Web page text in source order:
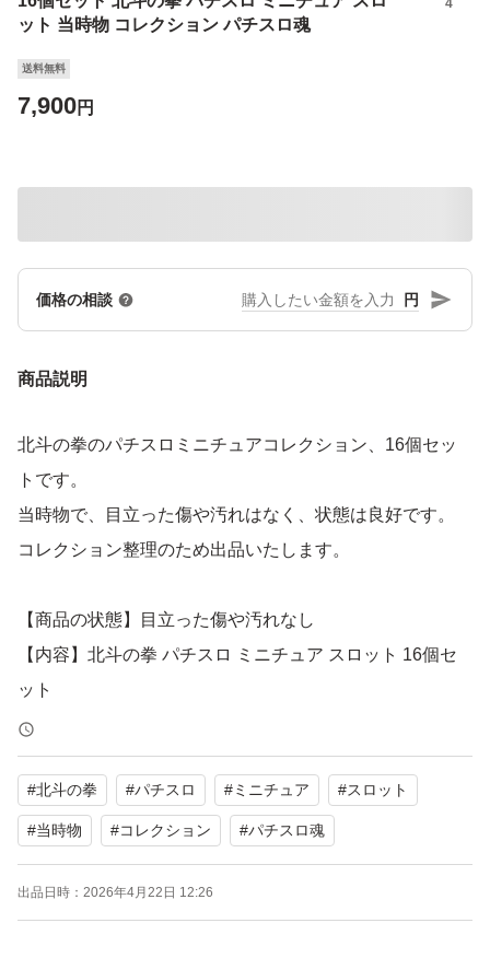
ット 当時物 コレクション パチスロ魂
4
送料無料
7,900円
価格の相談 円
商品説明
北斗の拳のパチスロミニチュアコレクション、16個セッ
トです。
当時物で、目立った傷や汚れはなく、状態は良好です。
コレクション整理のため出品いたします。
【商品の状態】目立った傷や汚れなし
【内容】北斗の拳 パチスロ ミニチュア スロット 16個セ
ット
よろしくお願いいたします。
#北斗の拳 #パチスロ #ミニチュア #スロット
#当時物 #コレクション #パチスロ魂
出品日時： 2026年4月22日 12:26